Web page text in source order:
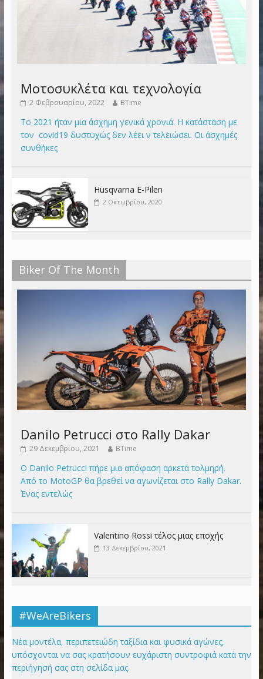
Μοτοσυκλέτα και τεχνολογία
2 Φεβρουαρίου, 2022 BTime
Το 2021 ήταν μια άσχημη γενικά χρονιά. Η κατάσταση με
τον covid19 δυστυχώς δεν λέει ν τελειώσει. Οι άσχημές
συνθήκες
Husqvarna E-Pilen
2 Οκτωβρίου, 2020
Biker Of The Month
Danilo Petrucci στο Rally Dakar
29 Δεκεμβρίου, 2021 BTime
Ο Danilo Petrucci πήρε μια απόφαση αρκετά τολμηρή.
Από το MotoGP θα βρεθεί να αγωνίζεται στο Rally Dakar.
Ένας εντελώς
Valentino Rossi τέλος μιας εποχής
13 Δεκεμβρίου, 2021
#WeAreBikers
Νέα μοντέλα, περιπετειώδη ταξίδια και φυσικά αγώνες,
υπόσχονται να σας κρατήσουν ευχάριστη συντροφιά κατά την
περιήγησή σας στη σελίδα μας.